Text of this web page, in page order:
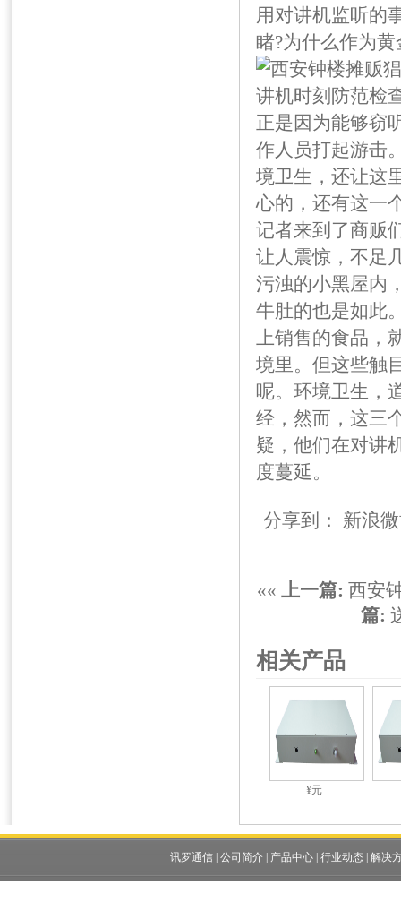
用对讲机监听的
睹?为什么作为
正是因为能够窃
作人员打起游击
境卫生，还让这
心的，还有这一
记者来到了商贩
让人震惊，不足
污浊的小黑屋内
牛肚的也是如此
上销售的食品，
境里。但这些触
呢。环境卫生，
经，然而，这三
疑，他们在对讲
度蔓延。
分享到： 新浪
«« 上一篇: 西安
篇:
相关产品
¥元
讯罗通信| 公司简介| 产品中心| 行业动态| 解决